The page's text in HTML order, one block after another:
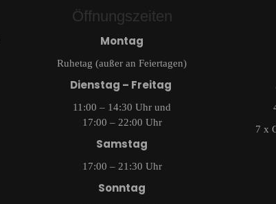
Öffnungszeiten
Montag
Ruhetag (außer an Feiertagen)
Dienstag – Freitag
11:00 – 14:30 Uhr und
17:00 – 22:00 Uhr
Samstag
17:00 – 21:30 Uhr
Sonntag
7 x